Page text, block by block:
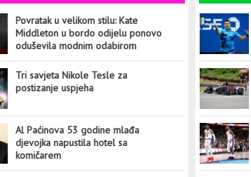
Povratak u velikom stilu: Kate
Middleton u bordo odijelu ponovo
oduševila modnim odabirom
Tri savjeta Nikole Tesle za
postizanje uspjeha
Al Paćinova 53 godine mlađa
djevojka napustila hotel sa
komičarem